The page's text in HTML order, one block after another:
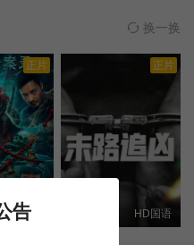
换一换
正片
更新HD
正片
HD国语
告